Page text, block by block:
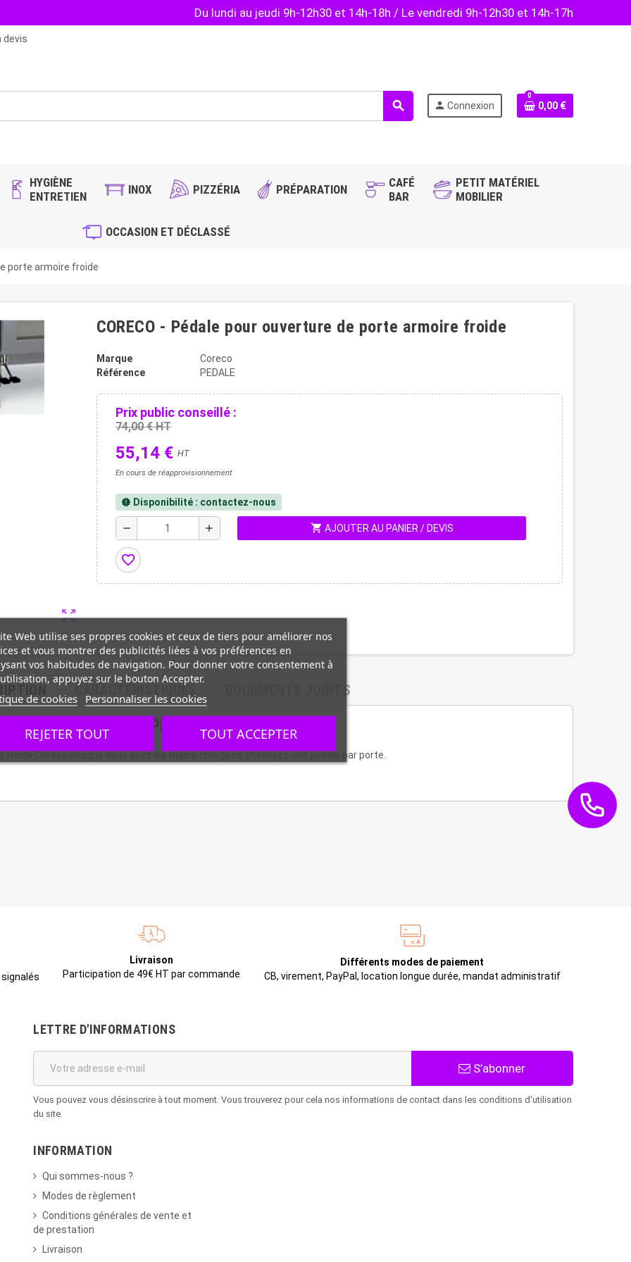
Du lundi au jeudi 9h-12h30 et 14h-18h / Le vendredi 9h-12h30 et 14h-17h
devis
search person Connexion
0
0,00 €
HYGIÈNE
ENTRETIEN
INOX PIZZÉRIA PRÉPARATION
CAFÉ
BAR
PETIT MATÉRIEL
MOBILIER
OCCASION ET DÉCLASSÉ
porte armoire froide
zoom_out_map
CORECO - Pédale pour ouverture de porte armoire froide
Marque
Coreco
Référence
PEDALE
Prix public conseillé :
74,00 € HT
55,14 € HT
En cours de réapprovisionnement
new_releases Disponibilité : contactez-nous
remove add shopping_cart AJOUTER AU PANIER / DEVIS
favorite_border
CARACTÉRISTIQUES DOCUMENTS JOINTS
froides Coreco, PEDALE
Coreco lorsque vous avez les mains chargées. Prévoyez une pédale par porte.
Livraison
Participation de 49€ HT par commande
Différents modes de paiement
CB, virement, PayPal, location longue durée, mandat administratif
LETTRE D'INFORMATIONS
S’abonner
Vous pouvez vous désinscrire à tout moment. Vous trouverez pour cela nos informations de contact dans les conditions d'utilisation
du site.
INFORMATION
Qui sommes-nous ?
Modes de règlement
Conditions générales de vente et
de prestation
Livraison
Web utilise ses propres cookies et ceux de tiers pour améliorer nos
et vous montrer des publicités liées à vos préférences en
vos habitudes de navigation. Pour donner votre consentement à
appuyez sur le bouton Accepter.
de cookies Personnaliser les cookies
REJETER TOUT TOUT ACCEPTER